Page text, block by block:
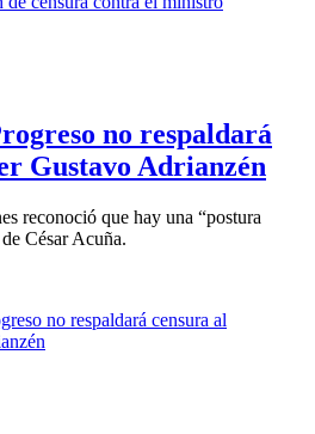
no respaldará
Gustavo Adrianzén
reconoció que hay una “postura
César Acuña.